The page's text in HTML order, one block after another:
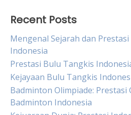
Recent Posts
Mengenal Sejarah dan
Indonesia
Prestasi Bulu Tangkis
Kejayaan Bulu Tangkis
Badminton Olimpiade: Prestasi
Badminton Indonesia